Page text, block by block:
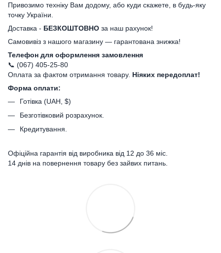
Привозимо техніку Вам додому, або куди скажете, в будь-яку
точку України.
Доставка - БЕЗКОШТОВНО за наш рахунок!
Самовивіз з нашого магазину — гарантована знижка!
Телефон для оформлення замовлення
📞 (067) 405-25-80
Оплата за фактом отримання товару. Ніяких передоплат!
Форма оплати:
Готівка (UAH, $)
Безготівковий розрахунок.
Кредитування.
Офіційна гарантія від виробника від 12 до 36 міс.
14 днів на повернення товару без зайвих питань.